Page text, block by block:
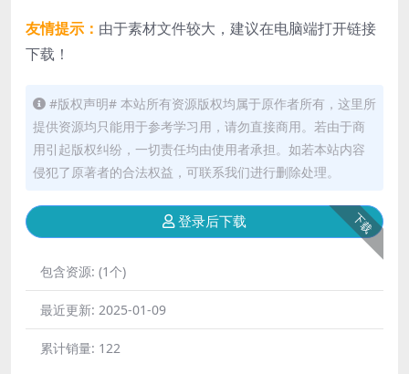
友情提示： 由于素材文件较大，建议在电脑端打开链接
下载！
#版权声明# 本站所有资源版权均属于原作者所有，这里所
提供资源均只能用于参考学习用，请勿直接商用。若由于商
用引起版权纠纷，一切责任均由使用者承担。如若本站内容
侵犯了原著者的合法权益，可联系我们进行删除处理。
下载
登录后下载
包含资源: (1个)
最近更新: 2025-01-09
累计销量: 122